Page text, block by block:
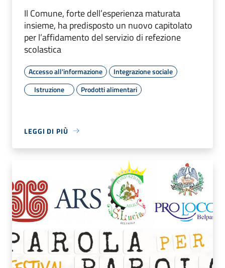
Il Comune, forte dell’esperienza maturata
insieme, ha predisposto un nuovo capitolato
per l’affidamento del servizio di refezione
scolastica
Accesso all'informazione
Integrazione sociale
Istruzione
Prodotti alimentari
LEGGI DI PIÙ